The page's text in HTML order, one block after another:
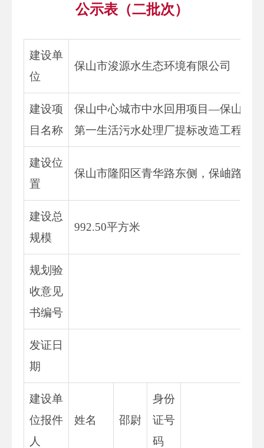
公示表（二批次）
建设单
位
保山市浚源水生态环境有限公司
建设项
目名称
保山中心城市中水回用项目—保山市
第一生活污水处理厂提标改造工程（
建设位
置
保山市隆阳区青华路东侧，保岫路北
建设总
规模
992.50平方米
规划验
收意见
书编号
发证日
期
建设单
位报件
人
姓名 邵尉
身份
证号
码